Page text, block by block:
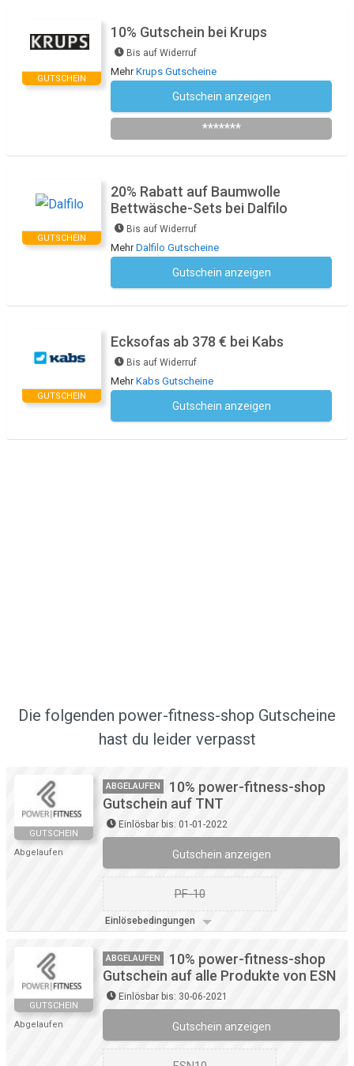
GUTSCHEIN
10% Gutschein bei Krups
Bis auf Widerruf
MehrKrups Gutscheine
Gutschein anzeigen
*******
GUTSCHEIN
20% Rabatt auf Baumwolle
Bettwäsche-Sets bei Dalfilo
Bis auf Widerruf
MehrDalfilo Gutscheine
Gutschein anzeigen
GUTSCHEIN
Ecksofas ab 378 € bei Kabs
Bis auf Widerruf
MehrKabs Gutscheine
Gutschein anzeigen
Die folgenden power-fitness-shop Gutscheine
hast du leider verpasst
GUTSCHEIN
Abgelaufen
ABGELAUFEN
10% power-fitness-shop
Gutschein auf TNT
Einlösbar bis: 01-01-2022
Gutschein anzeigen
PF-10
Einlösebedingungen
GUTSCHEIN
Abgelaufen
ABGELAUFEN
10% power-fitness-shop
Gutschein auf alle Produkte von ESN
Einlösbar bis: 30-06-2021
Gutschein anzeigen